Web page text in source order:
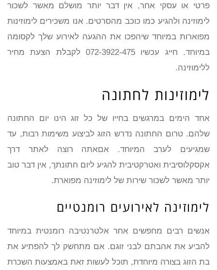
פרטי או עסקי אחר, אין דבר יותר מושלם מאשר לשכור
לימוזינה ולהגיע כמו כוכב מהסרטים. אנו משכירים לימוזינות
מפוארות במיוחד שיהפכו את ההגעה לאירוע שלך לקסומה
במיוחד. חייג עכשיו 072-3922-475 לקבלת הצעת מחיר
ללימוזינה.
לימוזינות לחתונה
אחד הימים במרגשים בחייו של כל זוג הינו יום החתונה
שלהם. טרום החתונה נדרש הזוג לביצוע משימות רבות, עד
שמגיעים לערב המיוחד. אםאתה רוצה לאתר דרך
אקסקלוסיבית ואטרקטיבית להגיע ליום חתונתך, אין דבר טוב
יותר מאשר לשכור שירות של לימוזינה מפוארת.
לימוזינה לאירועים רומנטיים
אנשים רבים מחפשים אחר אלטרנטיבה רומנטית במיוחד
להביע את אהבתם לבני זוגם. אם מתחשק לך להפתיע את
בת הזוג בצורה מיוחדת, תוכל לעשות זאת באמצעות השכרת